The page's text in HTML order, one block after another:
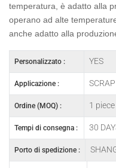
temperatura, è adatto alla
operano ad alte
anche adatto alla
Personalizzato : YES
Applicazione :
Ordine (MOQ) : 1 piece
Tempi di consegna : 30
Porto di spedizione :